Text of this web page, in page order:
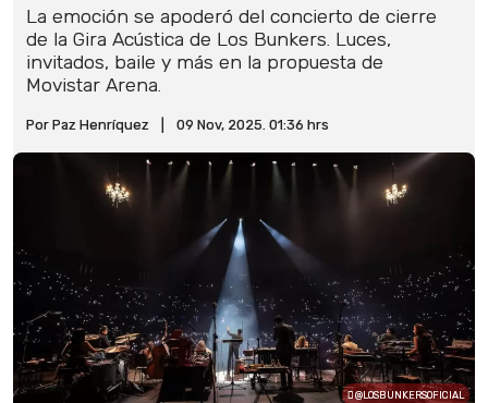
La emoción se apoderó del concierto de cierre
de la Gira Acústica de Los Bunkers. Luces,
invitados, baile y más en la propuesta de
Movistar Arena.
Por Paz Henríquez 09 Nov, 2025. 01:36 hrs
@LOSBUNKERSOFICIAL